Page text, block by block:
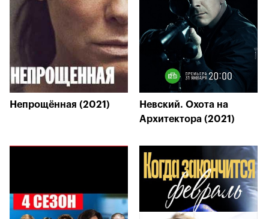
Непрощённая (2021)
Невский. Охота на
Архитектора (2021)